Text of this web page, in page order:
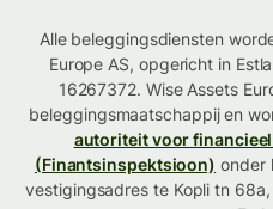
Alle beleggingsdiensten
Europe AS, opgericht in
16267372. Wise Assets
beleggingsmaatschappij en
autoriteit voor
(Finantsinspektsioon) onder
vestigingsadres te Kopli tn 68a,